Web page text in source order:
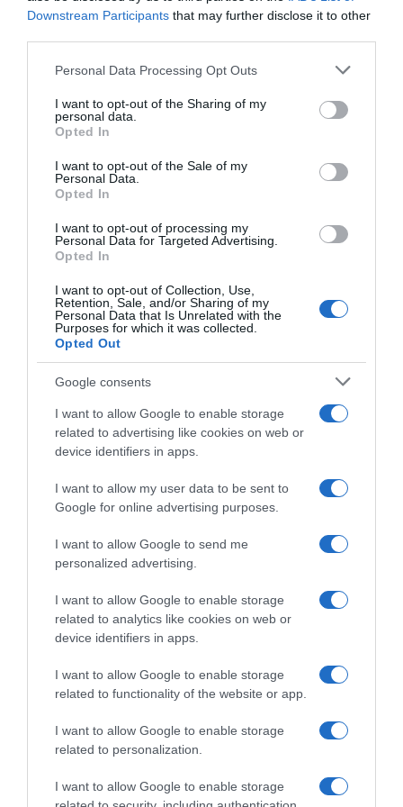
Downstream Participants that may further disclose it to other
Please note that this website/app uses one or more Google
not limited to your visit or usage behaviour. You may click to
grant or deny consent to Google and its third-party tags to
use your data for below specified purposes in below Google
consent section.
Personal Data Processing Opt Outs
I want to opt-out of the Sharing of my
personal data.
Opted In
I want to opt-out of the Sale of my
Personal Data.
Opted In
I want to opt-out of processing my
Personal Data for Targeted Advertising.
Opted In
I want to opt-out of Collection, Use,
Retention, Sale, and/or Sharing of my
Personal Data that Is Unrelated with the
Purposes for which it was collected.
Opted Out
Google consents
I want to allow Google to enable storage
related to advertising like cookies on web or
device identifiers in apps.
I want to allow my user data to be sent to
Google for online advertising purposes.
I want to allow Google to send me
personalized advertising.
I want to allow Google to enable storage
related to analytics like cookies on web or
device identifiers in apps.
I want to allow Google to enable storage
related to functionality of the website or app.
I want to allow Google to enable storage
related to personalization.
I want to allow Google to enable storage
Ωστόσο, οι δυο τους πάντοτε σε δηλώσεις
τους έλεγαν ότι είναι δύο πολύκαλοί φίλοι
και συνεργάτες και πως δεν υπάρχει
τίποτα
παραπάνω
στη σχέση τους.
Ειδήσεις σήμερα
Σοκάρει ο Αρναούτογλου για το πρόβλημα
υγείας του – “Στεγνώνει το στόμα μου και
ΔΙΑΦΗΜΙΣΗ
ταξίδι της μητρότητας – “Έκανα τα πάντα